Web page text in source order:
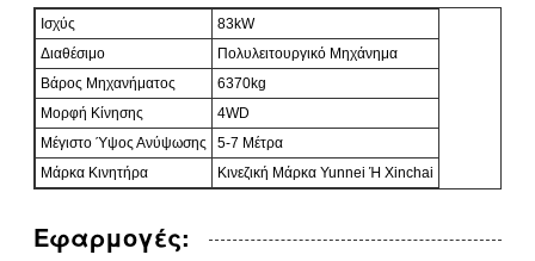
Ισχύς
83kW
Διαθέσιμο
Πολυλειτουργικό Μηχάνημα
Βάρος Μηχανήματος
6370kg
Μορφή Κίνησης
4WD
Μέγιστο Ύψος Ανύψωσης
5-7 Μέτρα
Μάρκα Κινητήρα
Κινεζική Μάρκα Yunnei Ή Xinchai
Εφαρμογές: